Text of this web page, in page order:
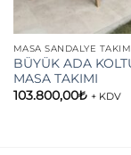
MASA SANDALYE
BÜYÜK ADA
MASA TAKIMI
103.800,00₺ + KDV